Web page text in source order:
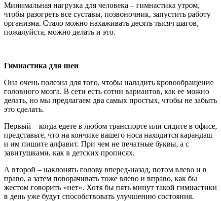
Минимальная нагрузка для человека – гимнастика утром,
чтобы разогреть все суставы, позвоночник, запустить работу
организма. Стало можно нахаживать десять тысяч шагов,
пожалуйста, можно делать и это.
Гимнастика для шеи
Она очень полезна для того, чтобы наладить кровообращение
головного мозга. В сети есть сотни вариантов, как ее можно
делать, но мы предлагаем два самых простых, чтобы не забыть
это сделать.
Первый – когда едете в любом транспорте или сидите в офисе,
представьте, что на кончике вашего носа находится карандаш
и им пишите алфавит. При чем не печатные буквы, а с
завитушками, как в детских прописях.
А второй – наклонять голову вперед-назад, потом влево и в
право, а затем поворачивать тоже влево и вправо, как бы
жестом говорить «нет». Хотя бы пять минут такой гимнастики
в день уже будут способствовать улучшению состояния.